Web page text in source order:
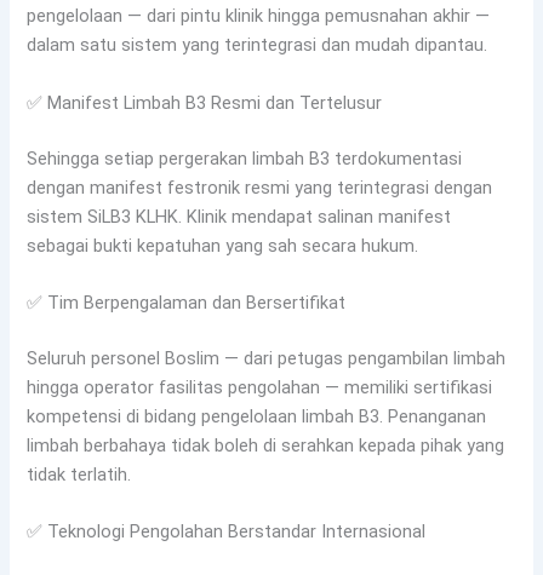
pengelolaan — dari pintu klinik hingga pemusnahan akhir —
dalam satu sistem yang terintegrasi dan mudah dipantau.
✅ Manifest Limbah B3 Resmi dan Tertelusur
Sehingga setiap pergerakan limbah B3 terdokumentasi
dengan manifest festronik resmi yang terintegrasi dengan
sistem SiLB3 KLHK. Klinik mendapat salinan manifest
sebagai bukti kepatuhan yang sah secara hukum.
✅ Tim Berpengalaman dan Bersertifikat
Seluruh personel Boslim — dari petugas pengambilan limbah
hingga operator fasilitas pengolahan — memiliki sertifikasi
kompetensi di bidang pengelolaan limbah B3. Penanganan
limbah berbahaya tidak boleh di serahkan kepada pihak yang
tidak terlatih.
✅ Teknologi Pengolahan Berstandar Internasional